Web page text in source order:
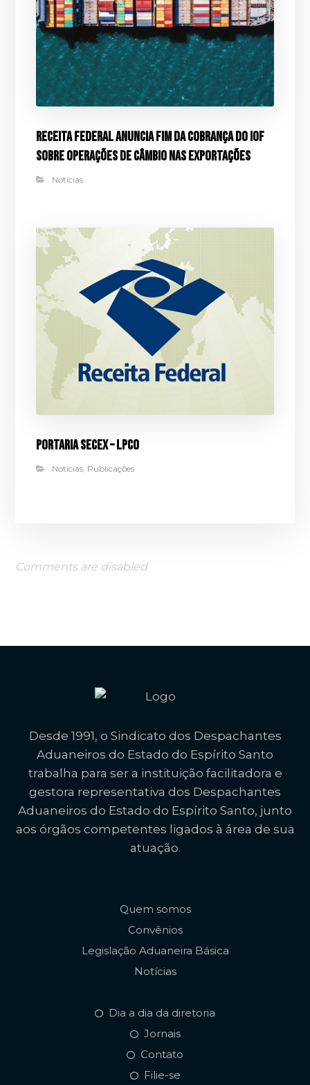
Receita Federal anuncia fim da cobrança do IOF
sobre operações de câmbio nas exportações
Notícias
Portaria Secex – LPCO
Notícias Publicações
Comments are disabled
Desde 1991, o Sindicato dos Despachantes
Aduaneiros do Estado do Espírito Santo
trabalha para ser a instituição facilitadora e
gestora representativa dos Despachantes
Aduaneiros do Estado do Espírito Santo, junto
aos órgãos competentes ligados à área de sua
atuação.
Quem somos
Convênios
Legislação Aduaneira Básica
Notícias
Dia a dia da diretoria
Jornais
Contato
Filie-se